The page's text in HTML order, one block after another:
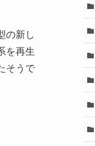
の新し
を再生
そうで